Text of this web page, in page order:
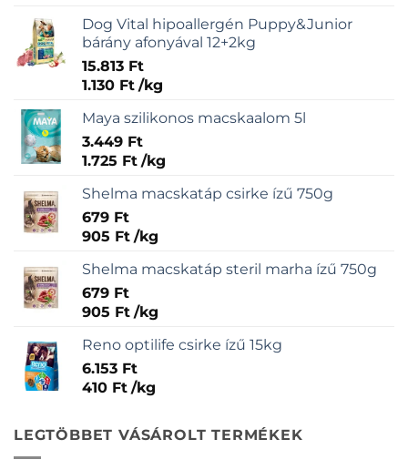
Dog Vital hipoallergén Puppy&Junior
bárány afonyával 12+2kg
15.813 Ft
1.130 Ft /kg
Maya szilikonos macskaalom 5l
3.449 Ft
1.725 Ft /kg
Shelma macskatáp csirke ízű 750g
679 Ft
905 Ft /kg
Shelma macskatáp steril marha ízű 750g
679 Ft
905 Ft /kg
Reno optilife csirke ízű 15kg
6.153 Ft
410 Ft /kg
LEGTÖBBET VÁSÁROLT TERMÉKEK